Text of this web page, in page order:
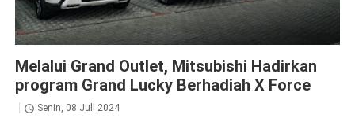
Melalui Grand Outlet, Mitsubishi Hadirkan
program Grand Lucky Berhadiah X Force
Senin, 08 Juli 2024